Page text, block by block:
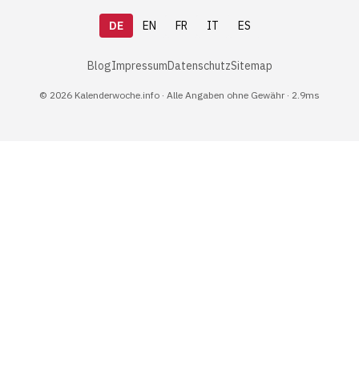
DE EN FR IT ES
BlogImpressumDatenschutzSitemap
© 2026 Kalenderwoche.info · Alle Angaben ohne Gewähr · 2.9ms